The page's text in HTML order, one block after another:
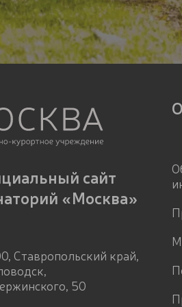
сайт
«Москва»
Ставропольский край,
50